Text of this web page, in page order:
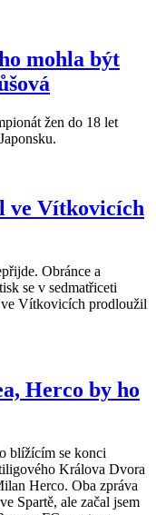
mohla být
žen do 18 let
ve Vítkovicích
Obránce a
se v sedmatřiceti
ve Vítkovicích prodloužil
Herco by ho
blížícím se konci
Králova Dvora
Herco. Oba zpráva
Spartě, ale začal jsem